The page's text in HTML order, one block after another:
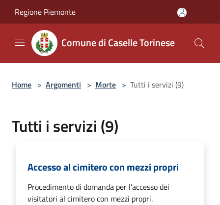
Regione Piemonte
Comune di Caselle Torinese
Home > Argomenti > Morte > Tutti i servizi (9)
Tutti i servizi (9)
Accesso al cimitero con mezzi propri
Procedimento di domanda per l'accesso dei
visitatori al cimitero con mezzi propri.